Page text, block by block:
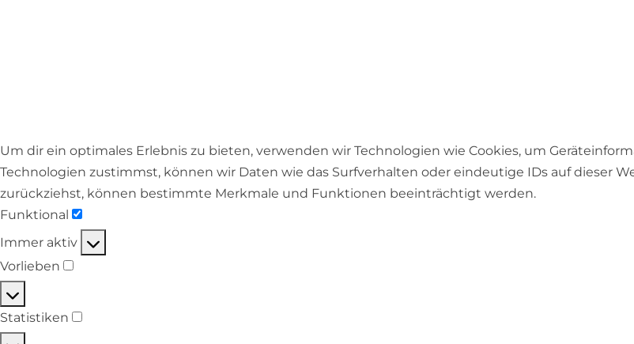
Um dir ein optimales Erlebnis zu bieten, verwenden wir Technologien wie Cookies, um
Technologien zustimmst, können wir Daten wie das Surfverhalten oder eindeutige IDs auf dieser
zurückziehst, können bestimmte Merkmale und Funktionen beeinträchtigt werden.
Funktional
Immer aktiv
Vorlieben
Statistiken